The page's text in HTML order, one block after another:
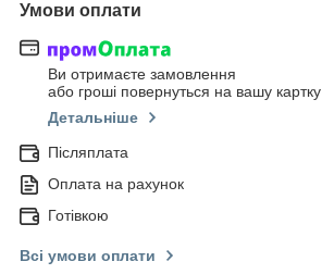
Умови оплати
Ви отримаєте замовлення
або гроші повернуться на вашу картку
Детальніше
Післяплата
Оплата на рахунок
Готівкою
Всі умови оплати